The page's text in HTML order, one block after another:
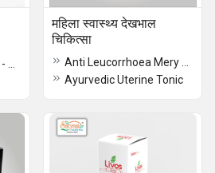
महिला स्वास्थ्य देखभाल
चिकित्सा
Ayurvedic Uterine Tonic